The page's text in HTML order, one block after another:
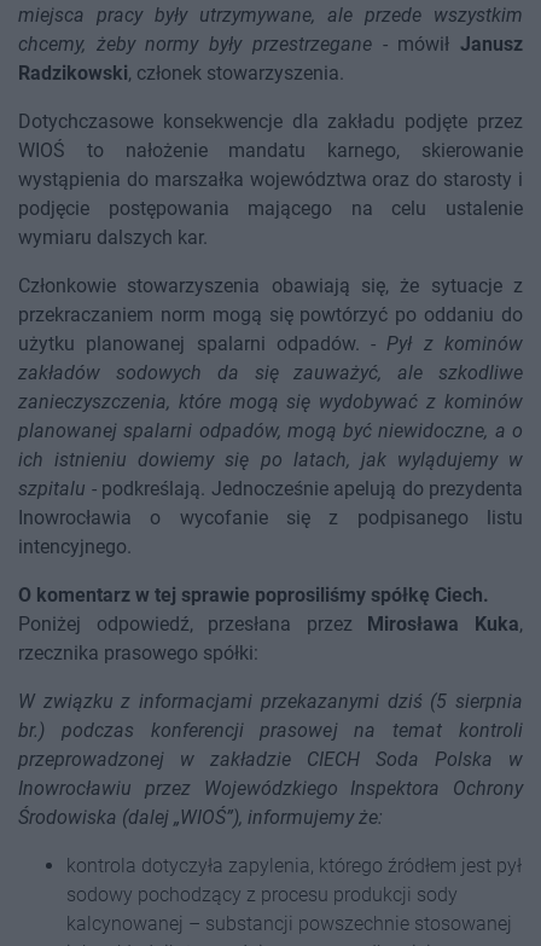
miejsca pracy były utrzymywane, ale przede wszystkim
chcemy, żeby normy były przestrzegane- mówiłJanusz
Radzikowski, członek stowarzyszenia.
Dotychczasowe konsekwencje dla zakładu podjęte przez
WIOŚ to nałożenie mandatu karnego, skierowanie
wystąpienia do marszałka województwa oraz do starosty i
podjęcie postępowania mającego na celu ustalenie
wymiaru dalszych kar.
Członkowie stowarzyszenia obawiają się, że sytuacje z
przekraczaniem norm mogą się powtórzyć po oddaniu do
użytku planowanej spalarni odpadów. -Pył z kominów
zakładów sodowych da się zauważyć, ale szkodliwe
zanieczyszczenia, które mogą się wydobywać z kominów
planowanej spalarni odpadów, mogą być niewidoczne, a o
ich istnieniu dowiemy się po latach, jak wylądujemy w
szpitalu - podkreślają. Jednocześnie apelują do prezydenta
Inowrocławia o wycofanie się z podpisanego listu
intencyjnego.
O komentarz w tej sprawie poprosiliśmy spółkę Ciech.
Poniżej odpowiedź, przesłana przez
Mirosława Kuka,
rzecznika prasowego spółki:
W związku z informacjami przekazanymi dziś (5 sierpnia
br.) podczas konferencji prasowej na temat kontroli
przeprowadzonej w zakładzie CIECH Soda Polska w
Inowrocławiu przez Wojewódzkiego Inspektora Ochrony
Środowiska (dalej „WIOŚ”), informujemy że:
kontrola dotyczyła zapylenia, którego źródłem jest pył
sodowy pochodzący z procesu produkcji sody
kalcynowanej – substancji powszechnie stosowanej